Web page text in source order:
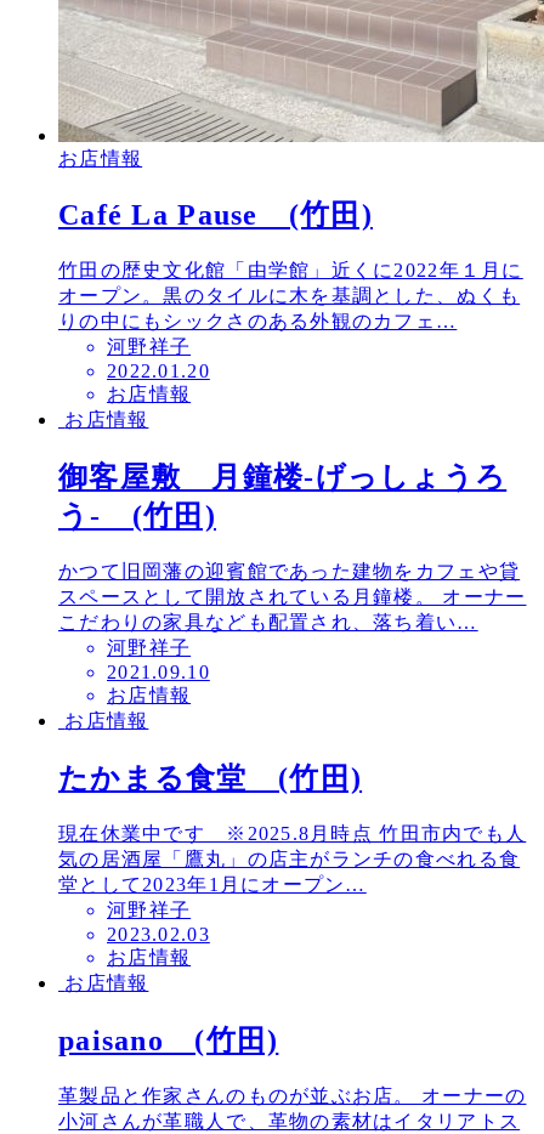
お店情報
Café La Pause (竹田)
竹田の歴史文化館「由学館」近くに2022年１月に
オープン。黒のタイルに木を基調とした、ぬくも
りの中にもシックさのある外観のカフェ…
河野祥子
投
稿
日
2022.01.20
お店情報
お店情報
御客屋敷 月鐘楼-げっしょうろ
う- (竹田)
かつて旧岡藩の迎賓館であった建物をカフェや貸
スペースとして開放されている月鐘楼。 オーナー
こだわりの家具なども配置され、落ち着い…
河野祥子
投
稿
日
2021.09.10
お店情報
お店情報
たかまる食堂 (竹田)
現在休業中です ※2025.8月時点 竹田市内でも人
気の居酒屋「鷹丸」の店主がランチの食べれる食
堂として2023年1月にオープン…
河野祥子
投
稿
日
2023.02.03
お店情報
お店情報
paisano (竹田)
革製品と作家さんのものが並ぶお店。 オーナーの
小河さんが革職人で、革物の素材はイタリアトス